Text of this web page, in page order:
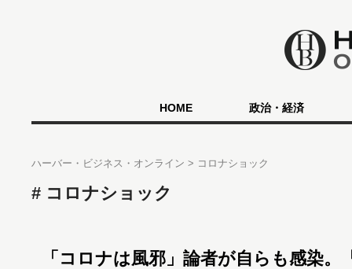
HOME 政治・経済
ハーバー・ビジネス・オンライン コロナショック
コロナショック
「コロナは風邪」論者が自らも感染。